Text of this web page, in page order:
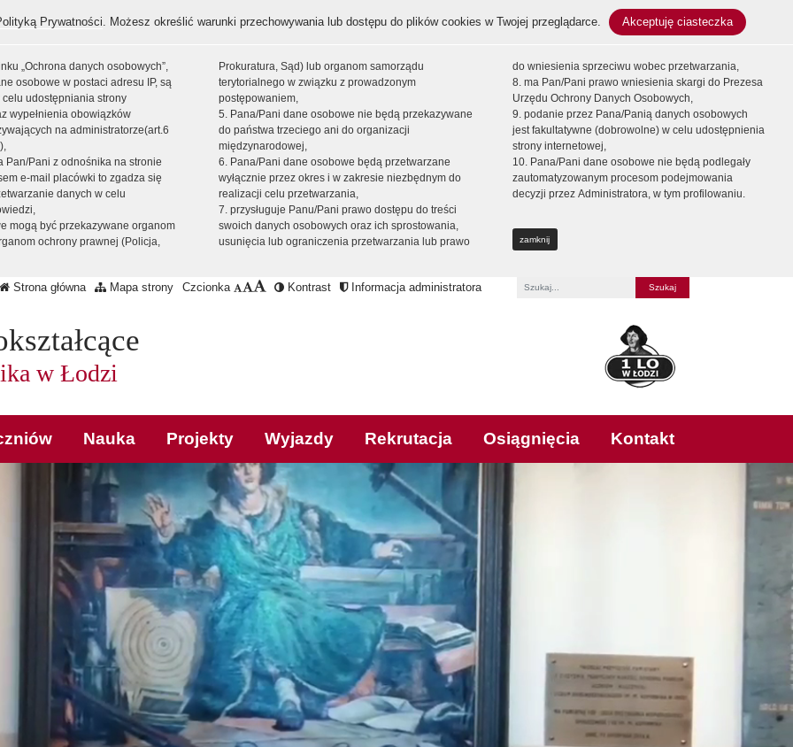
Prywatności. Możesz określić warunki przechowywania lub dostępu do plików cookies w Twojej przeglądarce. Akceptuję ciasteczka
„Ochrona danych osobowych”,
osobowe w postaci adresu IP, są
udostępniania strony
wypełnienia obowiązków
na administratorze(art.6
Pan/Pani z odnośnika na stronie
e-mail placówki to zgadza się
danych w celu
mogą być przekazywane organom
ochrony prawnej (Policja,
Prokuratura, Sąd) lub organom samorządu
terytorialnego w związku z prowadzonym
postępowaniem,
5. Pana/Pani dane osobowe nie będą przekazywane
do państwa trzeciego ani do organizacji
międzynarodowej,
6. Pana/Pani dane osobowe będą przetwarzane
wyłącznie przez okres i w zakresie niezbędnym do
realizacji celu przetwarzania,
7. przysługuje Panu/Pani prawo dostępu do treści
swoich danych osobowych oraz ich sprostowania,
usunięcia lub ograniczenia przetwarzania lub prawo
do wniesienia sprzeciwu wobec przetwarzania,
8. ma Pan/Pani prawo wniesienia skargi do Prezesa
Urzędu Ochrony Danych Osobowych,
9. podanie przez Pana/Panią danych osobowych
jest fakultatywne (dobrowolne) w celu udostępnienia
strony internetowej,
10. Pana/Pani dane osobowe nie będą podlegały
zautomatyzowanym procesom podejmowania
decyzji przez Administratora, w tym profilowaniu.
zamknij
Strona główna Mapa strony Czcionka Kontrast
Informacja administratora
w Łodzi
Nauka Projekty Wyjazdy Rekrutacja Osiągnięcia Kontakt